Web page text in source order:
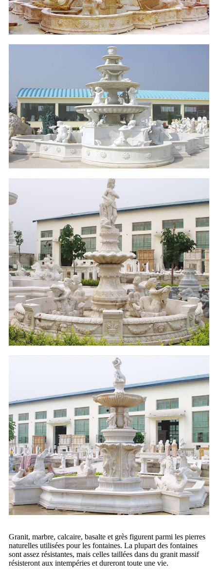
Granit, marbre, calcaire, basalte et grès figurent parmi les pierres
naturelles utilisées pour les fontaines. La plupart des fontaines
sont assez résistantes, mais celles taillées dans du granit massif
résisteront aux intempéries et dureront toute une vie.